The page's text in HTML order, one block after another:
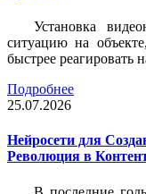
Установка
ситуацию на
быстрее реагировать
Подробнее
25.07.2026
Нейросети для
Революция в